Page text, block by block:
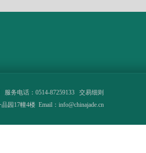
服务电话：0514-87259133 交易细则
园17幢4楼 Email：info@chinajade.cn